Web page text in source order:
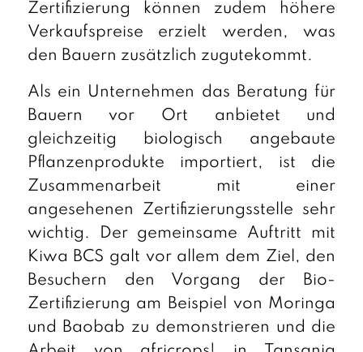
Zertifizierung können zudem höhere
Verkaufspreise erzielt werden, was
den Bauern zusätzlich zugutekommt.
Als ein Unternehmen das Beratung für
Bauern vor Ort anbietet und
gleichzeitig biologisch angebaute
Pflanzenprodukte importiert, ist die
Zusammenarbeit mit einer
angesehenen Zertifizierungsstelle sehr
wichtig. Der gemeinsame Auftritt mit
Kiwa BCS galt vor allem dem Ziel, den
Besuchern den Vorgang der Bio-
Zertifizierung am Beispiel von Moringa
und Baobab zu demonstrieren und die